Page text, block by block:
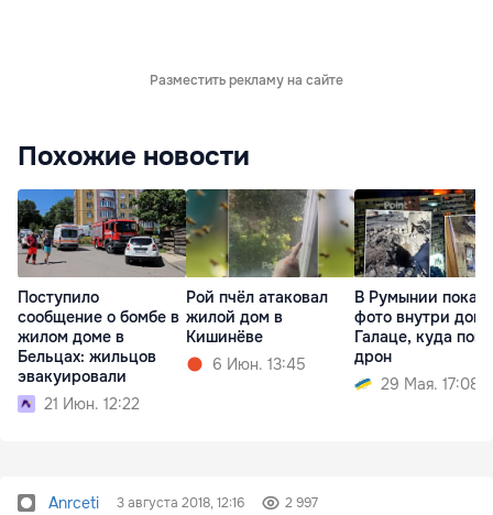
Разместить рекламу на сайте
Похожие новости
Поступило
сообщение о бомбе в
жилом доме в
Бельцах: жильцов
эвакуировали
21 Июн. 12:22
Рой пчёл атаковал
жилой дом в
Кишинёве
6 Июн. 13:45
В Румынии
фото внутри
Галаце, куда
дрон
29 Мая. 17:08
Anrceti 3 августа 2018, 12:16 2 997